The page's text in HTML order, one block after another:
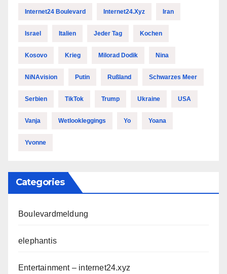
Internet24 Boulevard Internet24.xyz Iran
Israel Italien Jeder Tag Kochen
Kosovo Krieg Milorad Dodik Nina
NiNAvision Putin Rußland Schwarzes Meer
Serbien TikTok Trump Ukraine USA
Vanja Wetlookleggings Yo Yoana
Yvonne
Categories
Boulevardmeldung
elephantis
Entertainment – internet24.xyz